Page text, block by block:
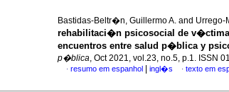
Bastidas-Beltr�n, Guillermo A. and Urrego-
rehabilitaci�n psicosocial de
encuentros entre salud p�blica y
p�blica, Oct 2021, vol.23, no.5, p.1. ISSN
· resumo em espanhol ingl�s · texto em